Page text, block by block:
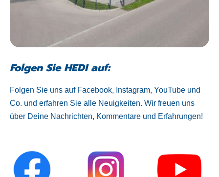
Folgen Sie HEDI auf:
Folgen Sie uns auf Facebook, Instagram, YouTube und
Co. und erfahren Sie alle Neuigkeiten. Wir freuen uns
über Deine Nachrichten, Kommentare und Erfahrungen!